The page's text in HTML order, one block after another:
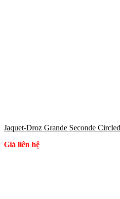
Jaquet-Droz Grande Seconde
Giá liên hệ